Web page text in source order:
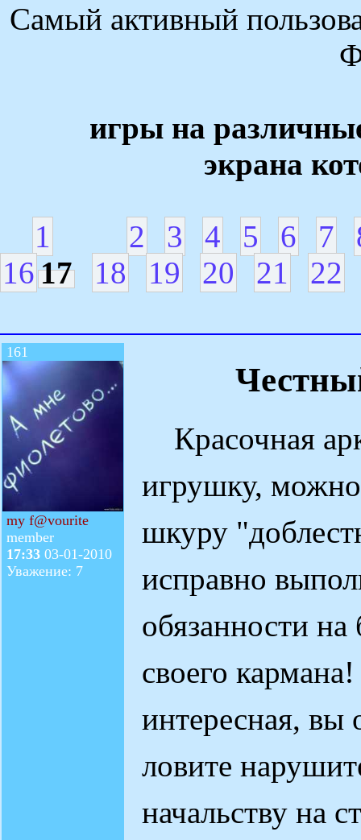
Самый активный
игры на
экрана
1 2 3 4 5 6 7
1617 18 19 20 21 22
161
my f@vourite
member
17:33 03-01-2010
Уважение: 7
Красочная
игрушку, можно
шкуру
исправно
обязанности
своего
интересная, вы
ловите
начальству на